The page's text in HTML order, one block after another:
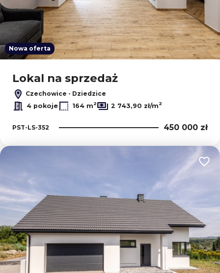
Nowa oferta
Lokal na sprzedaż
Czechowice - Dziedzice
4 pokoje
164 m2 2 743,90 zł/m2
PST-LS-352 450 000 zł